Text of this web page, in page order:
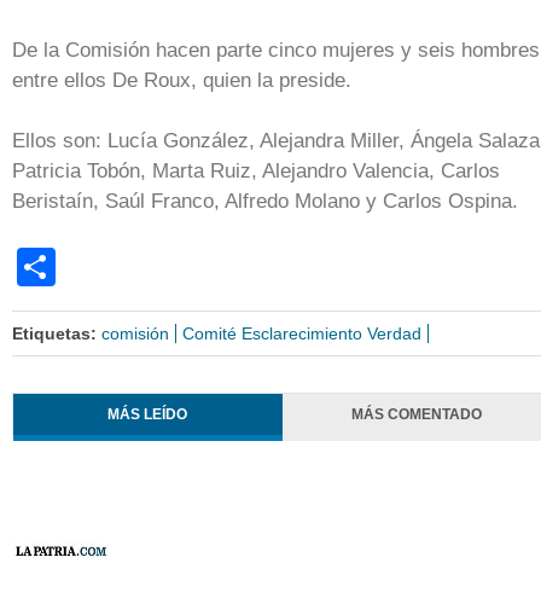
De la Comisión hacen parte cinco mujeres y seis
entre ellos De Roux, quien la preside.
Ellos son: Lucía González, Alejandra Miller, Ángela
Patricia Tobón, Marta Ruiz, Alejandro Valencia, Carlos
Beristaín, Saúl Franco, Alfredo Molano y Carlos Ospina.
Etiquetas: comisión Comité Esclarecimiento Verdad
MÁS LEÍDO MÁS COMENTADO